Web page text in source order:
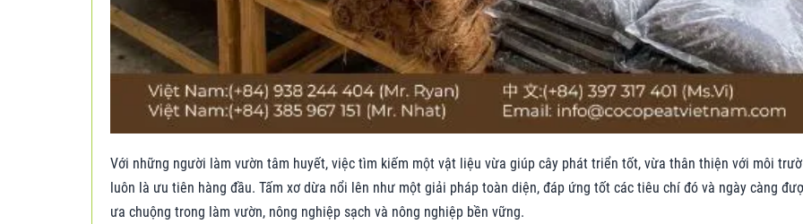
Với những người làm vườn tâm huyết, việc tìm kiếm một vật liệu vừa giúp cây phát triển tốt, vừa thân thiện với môi
luôn là ưu tiên hàng đầu. Tấm xơ dừa nổi lên như một giải pháp toàn diện, đáp ứng tốt các tiêu chí đó và ngày càng
ưa chuộng trong làm vườn, nông nghiệp sạch và nông nghiệp bền vững.